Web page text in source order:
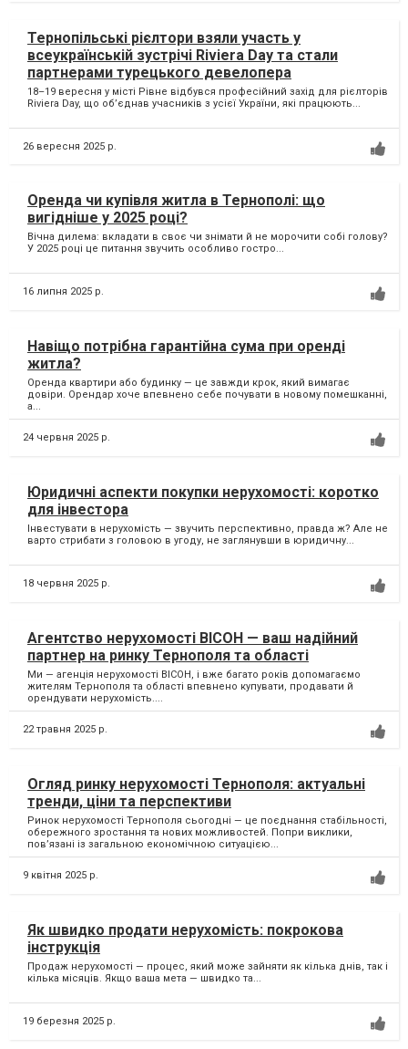
Тернопільські рієлтори взяли участь у
всеукраїнській зустрічі Riviera Day та стали
партнерами турецького девелопера
18–19 вересня у місті Рівне відбувся професійний захід для рієлторів
Riviera Day, що об’єднав учасників з усієї України, які працюють...
26 вересня 2025 р.
Оренда чи купівля житла в Тернополі: що
вигідніше у 2025 році?
Вічна дилема: вкладати в своє чи знімати й не морочити собі голову?
У 2025 році це питання звучить особливо гостро...
16 липня 2025 р.
Навіщо потрібна гарантійна сума при оренді
житла?
Оренда квартири або будинку — це завжди крок, який вимагає
довіри. Орендар хоче впевнено себе почувати в новому помешканні,
а...
24 червня 2025 р.
Юридичні аспекти покупки нерухомості: коротко
для інвестора
Інвестувати в нерухомість — звучить перспективно, правда ж? Але не
варто стрибати з головою в угоду, не заглянувши в юридичну...
18 червня 2025 р.
Агентство нерухомості ВІСОН — ваш надійний
партнер на ринку Тернополя та області
Ми — агенція нерухомості ВІСОН, і вже багато років допомагаємо
жителям Тернополя та області впевнено купувати, продавати й
орендувати нерухомість....
22 травня 2025 р.
Огляд ринку нерухомості Тернополя: актуальні
тренди, ціни та перспективи
Ринок нерухомості Тернополя сьогодні — це поєднання стабільності,
обережного зростання та нових можливостей. Попри виклики,
пов’язані із загальною економічною ситуацією...
9 квітня 2025 р.
Як швидко продати нерухомість: покрокова
інструкція
Продаж нерухомості — процес, який може зайняти як кілька днів, так і
кілька місяців. Якщо ваша мета — швидко та...
19 березня 2025 р.